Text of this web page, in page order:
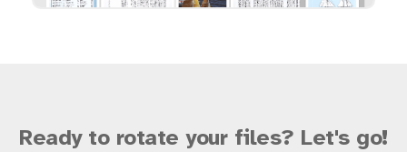
Ready to rotate your files? Let's go!